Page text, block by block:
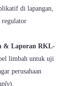
di lapangan,
regulator
& Laporan RKL-
limbah untuk uji
perusahaan
).